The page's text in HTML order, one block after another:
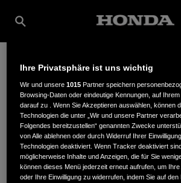
ANDREAS
Mühlweg 22,91257,Pegnitz
Ihre Privatsphäre ist uns wichtig
Wir und unsere1015 Partner speichern
Browsing-Daten oder eindeutige Kennungen, auf
darauf zu . Wenn Sie Akzeptieren auswählen, können
Technologien die unter „Wir und unsere Partner
Folgendes bereitzustellen“ genannten Zwecke
von Alle ablehnen oder durch Widerruf Ihrer
Technologien deaktiviert. Wenn Tracker deaktiviert
möglicherweise Inhalte und Anzeigen, die für Sie
können dieses Menü jederzeit erneut aufrufen, um
oder Ihre Einwilligung zu widerrufen, indem Sie auf den